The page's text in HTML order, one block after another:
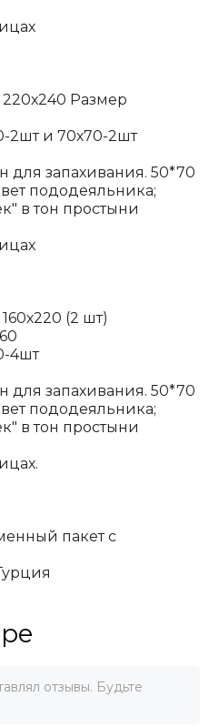
Размер
2шт и 70х70-2шт
для запахивания. 50*70
пододеяльника;
в тон простыни
(2 шт)
4шт
для запахивания. 50*70
пододеяльника;
в тон простыни
пакет с
отзывы. Будьте